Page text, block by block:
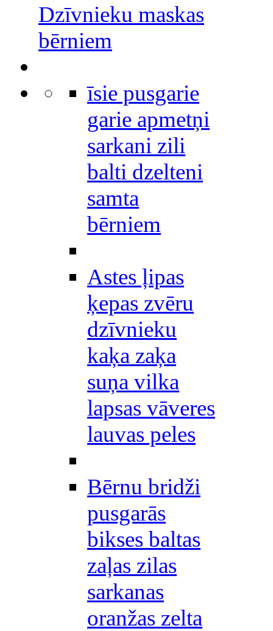
Dzīvnieku maskas
bērniem
īsie pusgarie
garie apmetņi
sarkani zili
balti dzelteni
samta
bērniem
Astes ļipas
ķepas zvēru
dzīvnieku
kaķa zaķa
suņa vilka
lapsas vāveres
lauvas peles
Bērnu bridži
pusgarās
bikses baltas
zaļas zilas
sarkanas
oranžas zelta